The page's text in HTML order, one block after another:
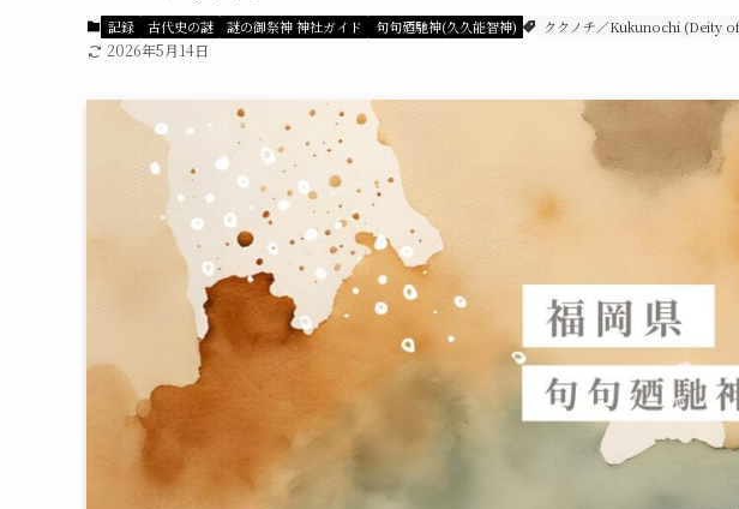
記録 古代史の謎 謎の御祭神 神社ガイド 句句廼馳神(久久能智神) ククノチ／Kukunochi (Deity
2026年5月14日